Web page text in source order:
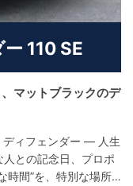
110 SE
マットブラックのデ
フェンダー ― 人生
との記念日、プロポ
間”を、特別な場所